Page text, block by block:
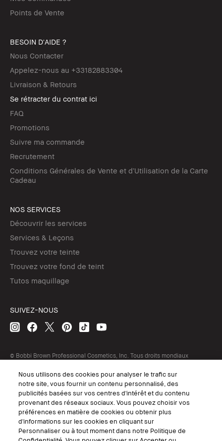
Points de Vente
BESOIN D'AIDE ?
Nous Contacter
Appelez-nous au +33182883304
Livraison & Retours
Se rétracter du contrat ici
FAQ
Promotions
Suivre ma commande
Recrutement
Conditions Générales de Vente et d’Utilisation de la Carte
Cadeau
NOS SERVICES
Découvrir les services
Services & Leçons
Trouvez votre teinte
Trouvez votre fond de teint
Tutos maquillage
SUIVEZ-NOUS
© Bobbi Brown Professional Cosmetics, Inc. Tous droits mondiaux
Conditions Générales de Vente
Conditions Générales d'Utilisation
Politique de Confidentialité
Accessibilité ou Distribution
Consignes de tri
Gérer les Cookies
Nous utilisons des cookies pour analyser le trafic sur
notre site, vous fournir un contenu personnalisé, des
publicités basées sur vos centres d'intérêt et du contenu
provenant des réseaux sociaux. Vous pouvez choisir vos
préférences en matière de cookies ou obtenir plus
d'informations sur les cookies en cliquant sur
Personnaliser ou à tout moment dans notre Politique de